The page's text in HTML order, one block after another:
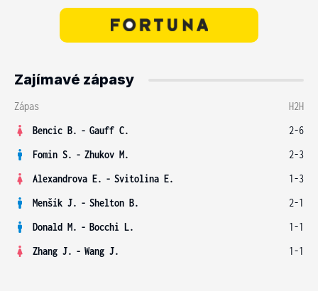
Zajímavé zápasy
Zápas
H2H
Bencic B. - Gauff C.
2-6
Fomin S. - Zhukov M.
2-3
Alexandrova E. - Svitolina E.
1-3
Menšík J. - Shelton B.
2-1
Donald M. - Bocchi L.
1-1
Zhang J. - Wang J. 1-1